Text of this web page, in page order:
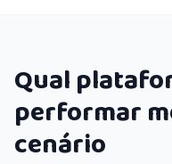
Qual
performar
cenário